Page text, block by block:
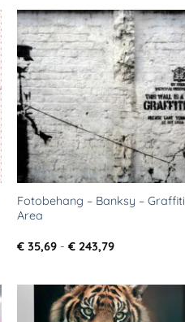
Toevoegen
aan
verlanglijst
Fotobehang – Banksy – Graffiti
Area
€ 35,69 - € 243,79Prijsklasse: